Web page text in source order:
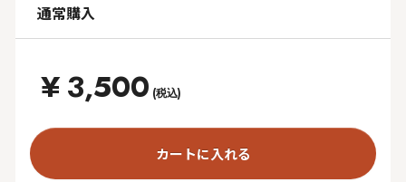
通常購入
¥3,500 (税込)
カートに入れる